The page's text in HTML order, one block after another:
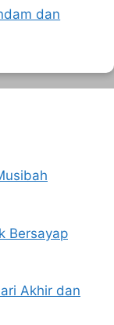
dan
Bersayap
Akhir dan